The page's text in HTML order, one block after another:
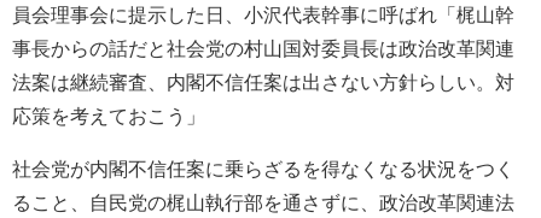
員会理事会に提示した日、小沢代表幹事に呼ばれ「梶山幹
事長からの話だと社会党の村山国対委員長は政治改革関連
法案は継続審査、内閣不信任案は出さない方針らしい。対
応策を考えておこう」
社会党が内閣不信任案に乗らざるを得なくなる状況をつく
ること、自民党の梶山執行部を通さずに、政治改革関連法